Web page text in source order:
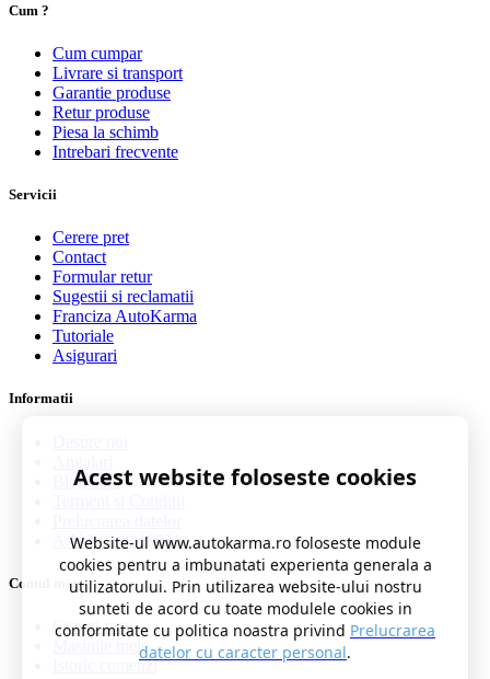
Cum ?
Cum cumpar
Livrare si transport
Garantie produse
Retur produse
Piesa la schimb
Intrebari frecvente
Servicii
Cerere pret
Contact
Formular retur
Sugestii si reclamatii
Franciza AutoKarma
Tutoriale
Asigurari
Informatii
Blog auto
A.N.P.C. 0219551
Contul meu
Contul meu
Masinile mele
Istoric comenzi
Acest website foloseste cookies
Website-ul www.autokarma.ro foloseste module
cookies pentru a imbunatati experienta generala a
utilizatorului. Prin utilizarea website-ului nostru
sunteti de acord cu toate modulele cookies in
conformitate cu politica noastra privind Prelucrarea
datelor cu caracter personal.